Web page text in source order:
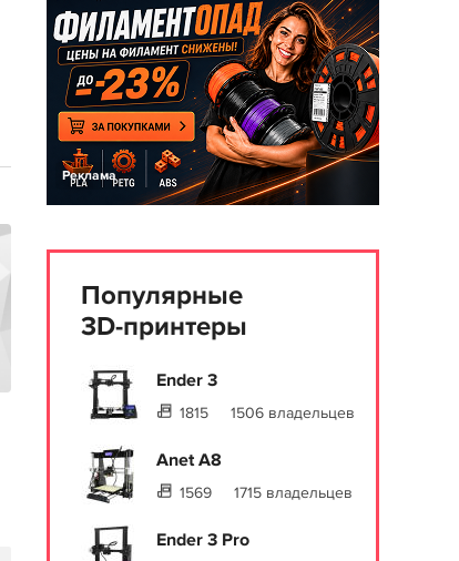
Реклама
Популярные
3D-принтеры
Ender 3
1815 1506 владельцев
Anet A8
1569 1715 владельцев
Ender 3 Pro